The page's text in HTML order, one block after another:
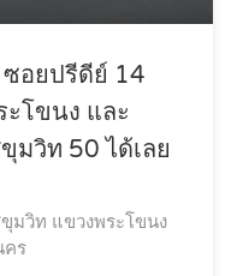
อยปรีดีย์ 14
โขนง และ
มวิท 50 ได้เลย
มวิท แขวงพระโขนง
คร